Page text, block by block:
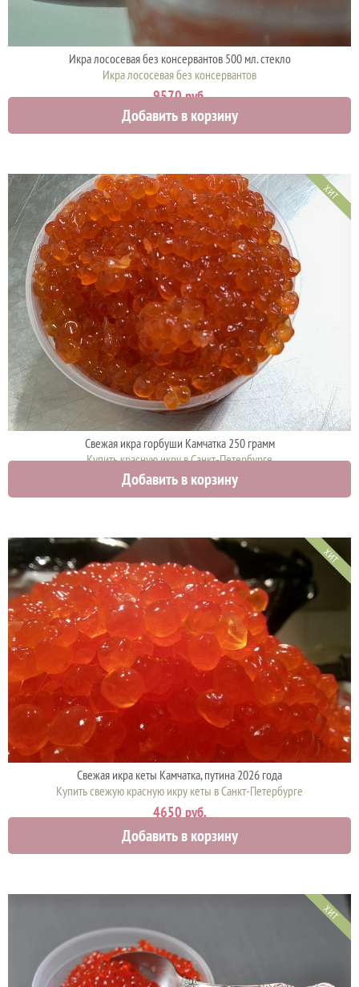
Икра лососевая без консервантов 500 мл. стекло
Икра лососевая без консервантов
9570 руб.
Добавить в корзину
ХИТ
Свежая икра горбуши Камчатка 250 грамм
Купить красную икру в Санкт-Петербурге
4425 руб.
Добавить в корзину
ХИТ
Свежая икра кеты Камчатка, путина 2026 года
Купить свежую красную икру кеты в Санкт-Петербурге
4650 руб.
Добавить в корзину
ХИТ